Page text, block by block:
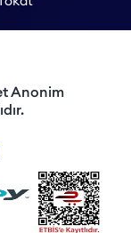
Anonim